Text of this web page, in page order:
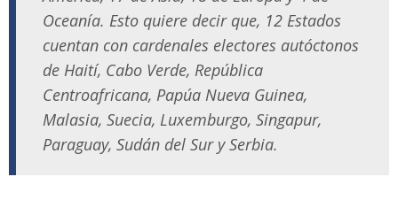
Oceanía. Esto quiere decir que, 12 Estados
cuentan con cardenales electores autóctonos
de Haití, Cabo Verde, República
Centroafricana, Papúa Nueva Guinea,
Malasia, Suecia, Luxemburgo, Singapur,
Paraguay, Sudán del Sur y Serbia.